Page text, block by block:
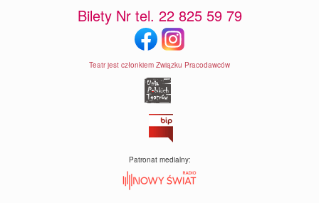
Bilety Nr tel. 22 825 59 79
Teatr jest członkiem Związku Pracodawców
Patronat medialny: